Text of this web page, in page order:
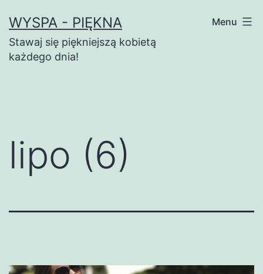
do
treści
WYSPA - PIĘKNA
Stawaj się piękniejszą kobietą
każdego dnia!
Menu
lipo (6)